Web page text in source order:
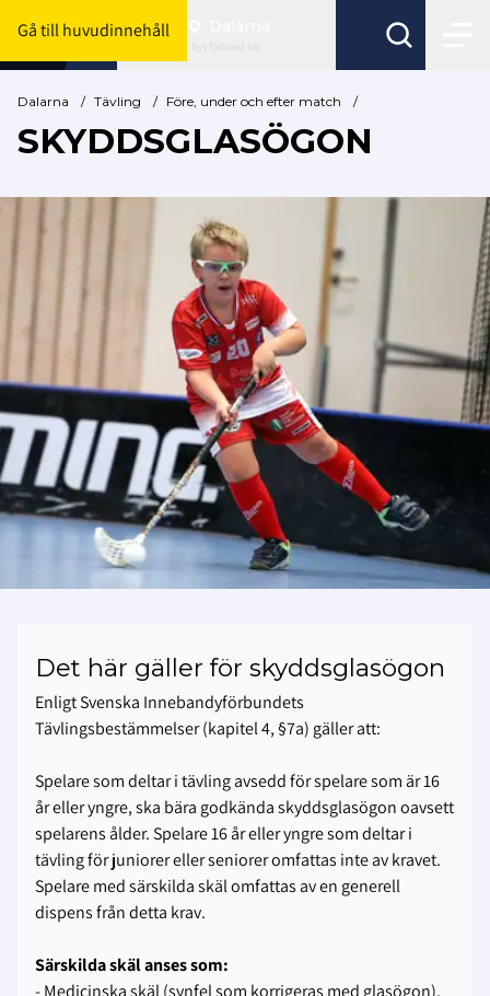
Gå till huvudinnehåll
Byt förbund här
Dalarna / Tävling / Före, under och efter match /
SKYDDSGLASÖGON
Det här gäller för skyddsglasögon
Enligt Svenska Innebandyförbundets
Tävlingsbestämmelser (kapitel 4, §7a) gäller att:
Spelare som deltar i tävling avsedd för spelare som är 16
år eller yngre, ska bära godkända skyddsglasögon oavsett
spelarens ålder. Spelare 16 år eller yngre som deltar i
tävling för juniorer eller seniorer omfattas inte av kravet.
Spelare med särskilda skäl omfattas av en generell
dispens från detta krav.
Särskilda skäl anses som:
- Medicinska skäl (synfel som korrigeras med glasögon).